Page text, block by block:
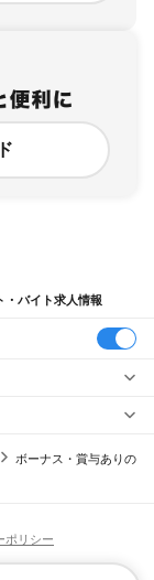
・バイト求人情報
）・バーテンダー
ボーナス・賞与ありの
ポリシー